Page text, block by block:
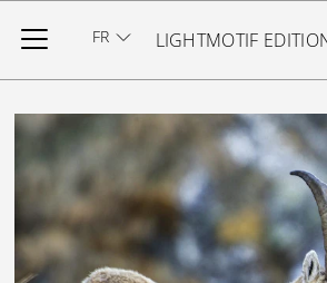
Ignorer et passer au contenu
LIGHTMOTIF
FR